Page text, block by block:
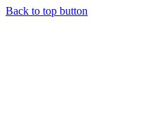
Back to top button